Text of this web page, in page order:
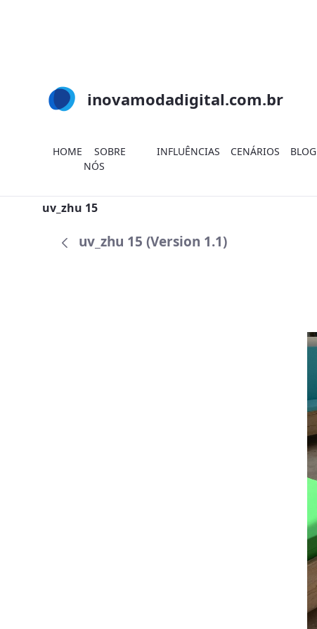
inovamodadigital.com.br
HOME
SOBRE
NÓS
INFLUÊNCIAS CENÁRIOS BLOG
Search
uv_zhu 15
uv_zhu 15 (Version 1.1)